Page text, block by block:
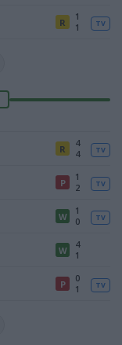
R
1
1
TV
R
4
4
TV
P
1
2
TV
W
1
0
TV
W
4
1
P
0
1
TV